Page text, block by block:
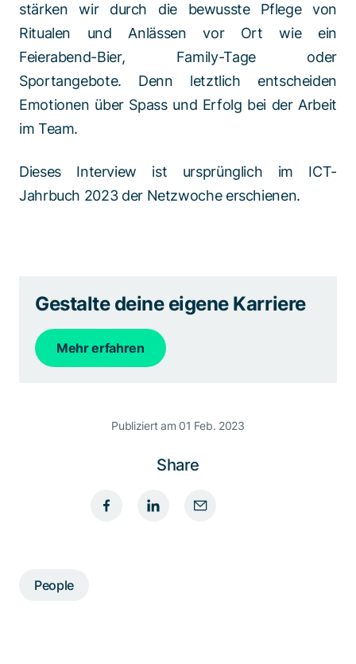
stärken wir durch die bewusste Pflege von
Ritualen und Anlässen vor Ort wie ein
Feierabend-Bier, Family-Tage oder
Sportangebote. Denn letztlich entscheiden
Emotionen über Spass und Erfolg bei der Arbeit
im Team.
Dieses Interview ist ursprünglich im ICT-
Jahrbuch 2023 der Netzwoche erschienen.
Gestalte deine eigene Karriere
Mehr erfahren
Publiziert am 01 Feb. 2023
Share
People